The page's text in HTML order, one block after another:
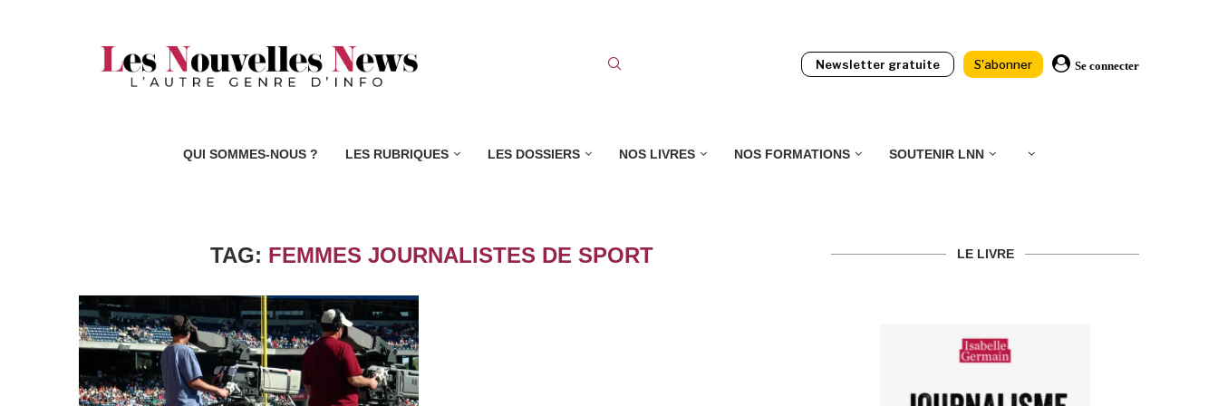
Newsletter gratuite S'abonner Se connecter
QUI SOMMES-NOUS ? LES RUBRIQUES LES DOSSIERS NOS LIVRES NOS FORMATIONS SOUTENIR LNN
TAG: FEMMES JOURNALISTES DE SPORT LE LIVRE